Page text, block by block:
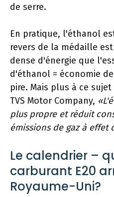
de serre.
En pratique, l'éthanol
revers de la médaille
dense d'énergie que
d'éthanol = économie
pire. Mais plus à ce
TVS Motor Company,
plus propre et réduit
émissions de gaz à effet
Le calendrier –
carburant E20
Royaume-Uni?